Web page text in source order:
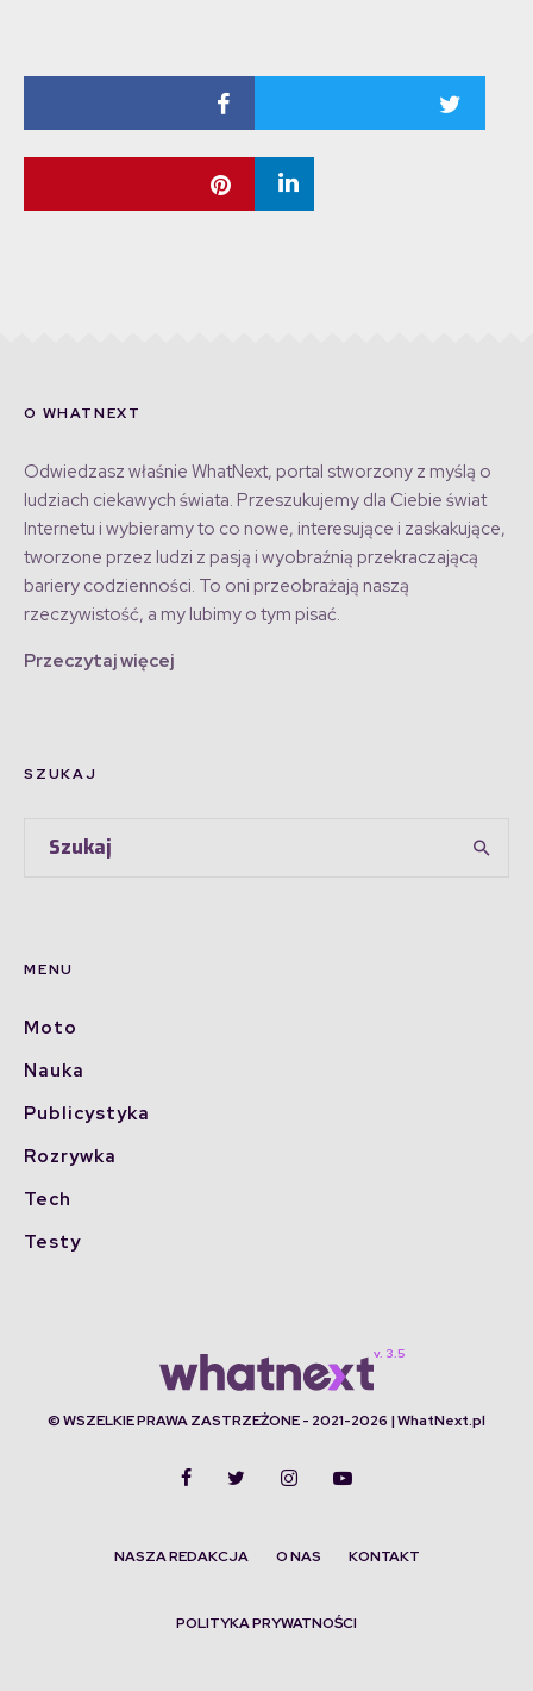
O WHATNEXT
Odwiedzasz właśnie WhatNext, portal stworzony z myślą o
ludziach ciekawych świata. Przeszukujemy dla Ciebie świat
Internetu i wybieramy to co nowe, interesujące i zaskakujące,
tworzone przez ludzi z pasją i wyobraźnią przekraczającą
bariery codzienności. To oni przeobrażają naszą
rzeczywistość, a my lubimy o tym pisać.
Przeczytaj więcej
SZUKAJ
MENU
Moto
Nauka
Publicystyka
Rozrywka
Tech
Testy
© WSZELKIE PRAWA ZASTRZEŻONE - 2021-2026 | WhatNext.pl
NASZA REDAKCJA O NAS KONTAKT
POLITYKA PRYWATNOŚCI